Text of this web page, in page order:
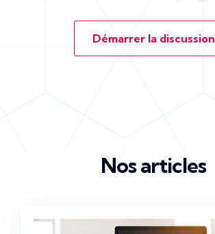
Démarrer la discussion
Nos articles